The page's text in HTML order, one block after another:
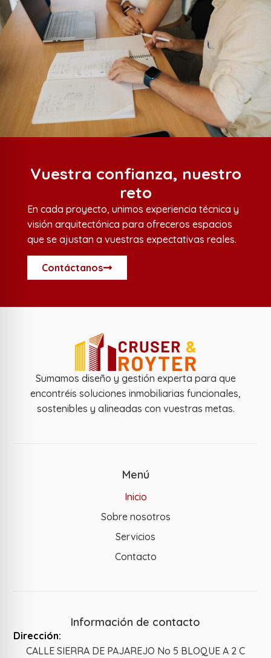
Vuestra confianza, nuestro
reto
En cada proyecto, unimos experiencia técnica y
visión arquitectónica para ofreceros espacios
que se ajustan a vuestras expectativas reales.
Contáctanos
Sumamos diseño y gestión experta para que
encontréis soluciones inmobiliarias funcionales,
sostenibles y alineadas con vuestras metas.
Menú
Inicio
Sobre nosotros
Servicios
Contacto
Información de contacto
Dirección:
CALLE SIERRA DE PAJAREJO No 5 BLOQUE A 2 C